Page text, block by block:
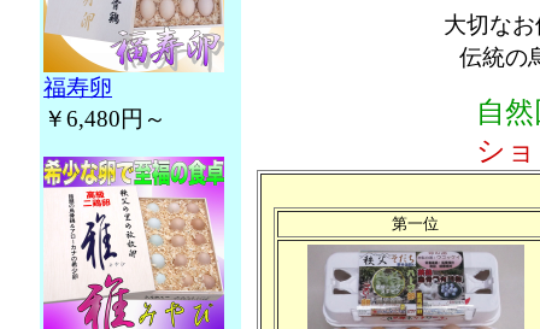
福寿卵
￥6,480円～
大切な
伝統の
自
シ
第一位